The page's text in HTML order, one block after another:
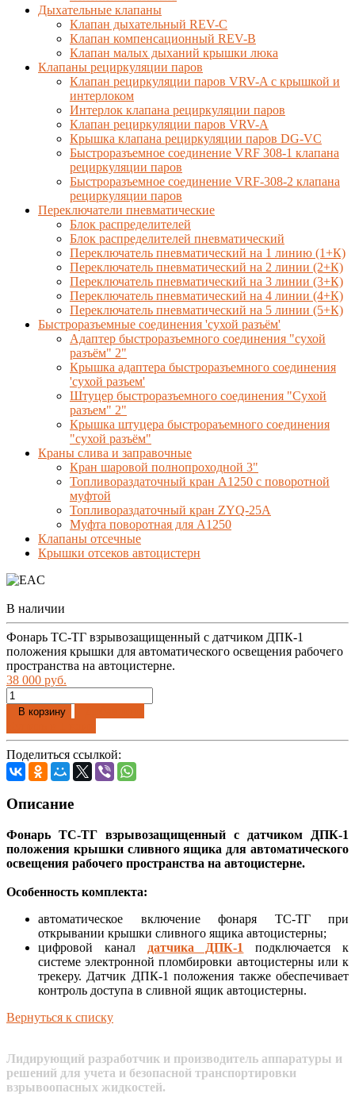
Дыхательные клапаны
Клапан дыхательный REV-C
Клапан компенсационный REV-B
Клапан малых дыханий крышки люка
Клапаны рециркуляции паров
Клапан рециркуляции паров VRV-A с крышкой и
интерлоком
Интерлок клапана рециркуляции паров
Клапан рециркуляции паров VRV-A
Крышка клапана рециркуляции паров DG-VC
Быстроразъемное соединение VRF 308-1 клапана
рециркуляции паров
Быстроразъемное соединение VRF-308-2 клапана
рециркуляции паров
Переключатели пневматические
Блок распределителей
Блок распределителей пневматический
Переключатель пневматический на 1 линию (1+К)
Переключатель пневматический на 2 линии (2+К)
Переключатель пневматический на 3 линии (3+К)
Переключатель пневматический на 4 линии (4+К)
Переключатель пневматический на 5 линии (5+К)
Быстроразъемные соединения 'сухой разъём'
Адаптер быстроразъемного соединения "сухой
разъём" 2"
Крышка адаптера быстроразъемного соединения
'сухой разъем'
Штуцер быстроразъемного соединения "Сухой
разъем" 2"
Крышка штуцера быстрораъемного соединения
"сухой разъём"
Краны слива и заправочные
Кран шаровой полнопроходной 3"
Топливораздаточный кран A1250 с поворотной
муфтой
Топливораздаточный кран ZYQ-25A
Муфта поворотная для А1250
Клапаны отсечные
Крышки отсеков автоцистерн
В наличии
Фонарь ТС-ТГ взрывозащищенный с датчиком ДПК-1
положения крышки для автоматического освещения рабочего
пространства на автоцистерне.
38 000 руб.
В корзину
Поделиться ссылкой:
Описание
Фонарь ТС-ТГ взрывозащищенный с датчиком ДПК-1
положения крышки сливного ящика для автоматического
освещения рабочего пространства на автоцистерне.
Особенность комплекта:
автоматическое включение фонаря ТС-ТГ при
открывании крышки сливного ящика автоцистерны;
цифровой канал датчика ДПК-1
подключается к
системе электронной пломбировки автоцистерны или к
трекеру. Датчик ДПК-1 положения также обеспечивает
контроль доступа в сливной ящик автоцистерны.
Вернуться к списку
Лидирующий разработчик и производитель аппаратуры и
решений для учета и безопасной транспортировки
взрывоопасных жидкостей.